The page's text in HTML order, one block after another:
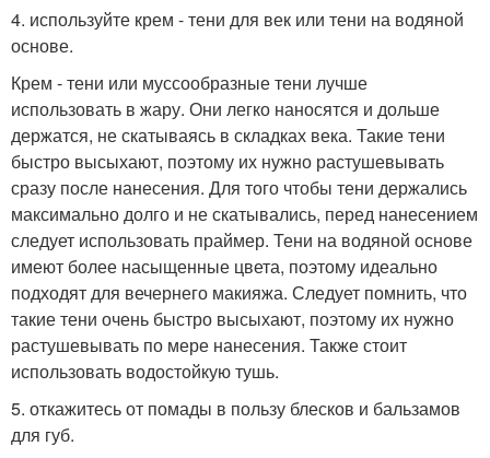
4. используйте крем - тени для век или тени на водяной
основе.
Крем - тени или муссообразные тени лучше
использовать в жару. Они легко наносятся и дольше
держатся, не скатываясь в складках века. Такие тени
быстро высыхают, поэтому их нужно растушевывать
сразу после нанесения. Для того чтобы тени держались
максимально долго и не скатывались, перед нанесением
следует использовать праймер. Тени на водяной основе
имеют более насыщенные цвета, поэтому идеально
подходят для вечернего макияжа. Следует помнить, что
такие тени очень быстро высыхают, поэтому их нужно
растушевывать по мере нанесения. Также стоит
использовать водостойкую тушь.
5. откажитесь от помады в пользу блесков и бальзамов
для губ.